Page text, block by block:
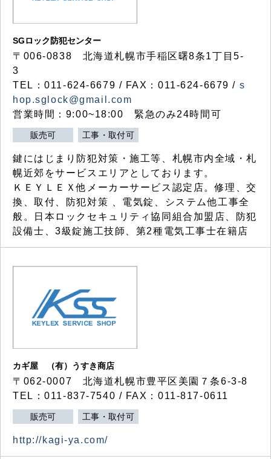
SGロック防犯センター
〒006-0838 北海道札幌市手稲区曙8条1丁目5-
3
TEL：011-624-6679 / FAX：011-624-6679 / s
hop.sglock@gmail.com
営業時間：9:00~18:00 緊急のみ24時間可
販売可 工事・取付可
鍵にはじまり防犯対策・施工等、札幌市内全域・札
幌近郊をサービスエリアとしております。
ＫＥＹＬＥＸ他メーカーサービス認定店。修理、交
換、取付、防犯対策 、電気錠、システム他工事全
般。日本ロックセキュリティ協同組合加盟店、防犯
設備士、3級錠施工技師、第2種電気工事士在籍店
カギ屋 （有）うすき商店
〒062-0007 北海道札幌市豊平区美園７条6-3-8
TEL：011-837-7540 / FAX：011-817-0611
販売可 工事・取付可
http://kagi-ya.com/